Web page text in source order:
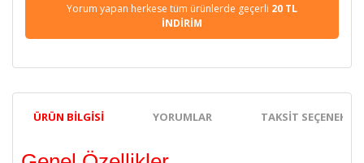
Yorum yapan herkese tüm ürünlerde geçerli 20 TL
İNDİRİM
ÜRÜN BILGISI YORUMLAR TAKSIT